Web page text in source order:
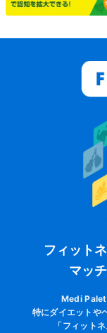
フィット
マッ
Medi
特にダイエットや
「フィット